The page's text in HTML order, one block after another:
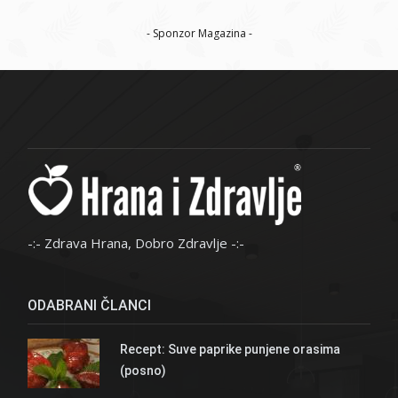
- Sponzor Magazina -
-:- Zdrava Hrana, Dobro Zdravlje -:-
ODABRANI ČLANCI
Recept: Suve paprike punjene orasima
(posno)